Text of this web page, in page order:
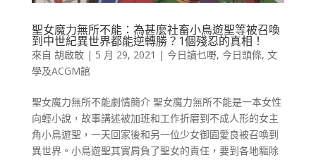
聖女魔力無所不能：為甚麼社畜小鳥遊聖等被召喚
到中世紀異世界都能逆轉勝？1個殘忍的真相！
來自 胡啟敢| 5 月 29, 2021 | 今日讀乜嘢, 今日頭條, 文
學及ACGM館
聖女魔力無所不能劇情簡介 聖女魔力無所不能是一本女性
向輕小說，故事講述被加班和工作折磨到不成人形的女主
角小鳥遊聖，一天回家後和另一位少女御園愛良被召喚到
異世界。小鳥遊聖其實肩負了聖女的責任，要到各地驅除